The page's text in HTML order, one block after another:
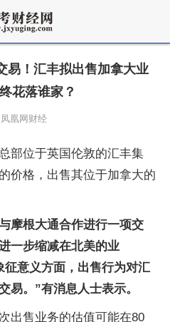
易！汇丰拟出售加拿大业
花落谁家？
凰网财经
部位于英国伦敦的汇丰集
价格，出售其位于加拿大的
摩根大通合作进行一项交
一步缩减在北美的业
意义方面，出售行为对汇
易。”有消息人士表示。
出售业务的估值可能在80